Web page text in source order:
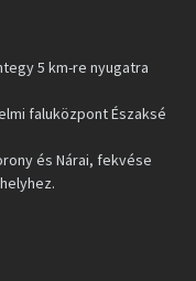
5 km-re nyugatra
faluközpont Északsé
és Nárai, fekvése